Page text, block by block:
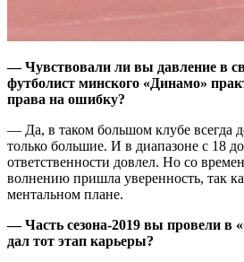
— Чувствовали ли вы давление в
футболист минского «Динамо»
права на ошибку?
— Да, в таком большом клубе всегда
только большие. И в диапазоне с 18
ответственности довлел. Но со
волнению пришла уверенность, так
ментальном плане.
— Часть сезона-2019 вы провели в
дал тот этап карьеры?